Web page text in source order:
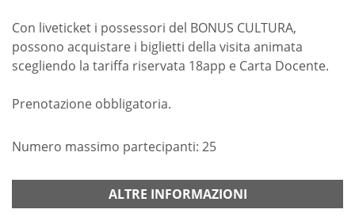
Con liveticket i possessori del BONUS CULTURA,
possono acquistare i biglietti della visita animata
scegliendo la tariffa riservata 18app e Carta Docente.
Prenotazione obbligatoria.
Numero massimo partecipanti: 25
ALTRE INFORMAZIONI